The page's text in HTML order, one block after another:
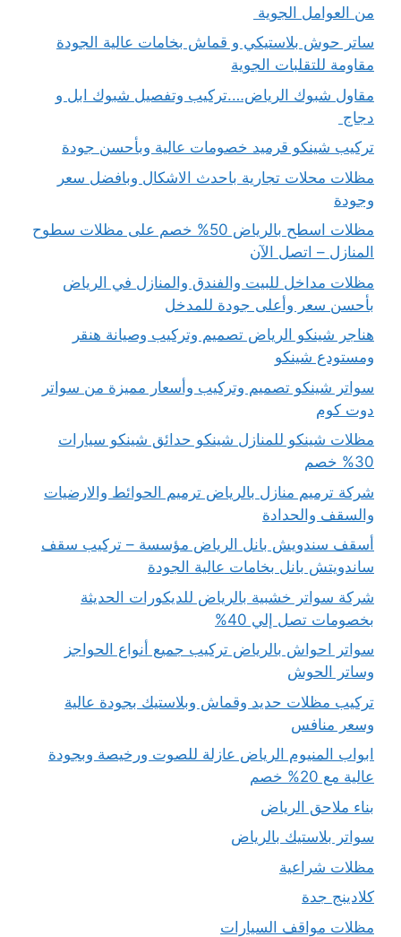
من العوامل الجوية
ساتر حوش بلاستيكي و قماش بخامات عالية الجودة
مقاومة للتقلبات الجوية
مقاول شبوك الرياض….تركيب وتفصيل شبوك ابل و
دجاج
تركيب شينكو قرميد خصومات عالية وبأحسن جودة
مظلات محلات تجارية باحدث الاشكال وبافضل سعر
وجودة
مظلات اسطح بالرياض 50% خصم على مظلات سطوح
المنازل – اتصل الآن
مظلات مداخل للبيت والفندق والمنازل في الرياض
بأحسن سعر وأعلى جودة للمدخل
هناجر شينكو الرياض تصميم وتركيب وصيانة هنقر
ومستودع شينكو
سواتر شينكو تصميم وتركيب وأسعار مميزة من سواتر
دوت كوم
مظلات شينكو للمنازل شينكو حدائق شينكو سيارات
30% خصم
شركة ترميم منازل بالرياض ترميم الحوائط والارضيات
والسقف والحدادة
أسقف سندويش بانل الرياض مؤسسة – تركيب سقف
ساندويتش بانل بخامات عالية الجودة
شركة سواتر خشبية بالرياض للديكورات الحديثة
بخصومات تصل إلي 40%
سواتر احواش بالرياض تركيب جميع أنواع الحواجز
وساتر الحوش
تركيب مظلات حديد وقماش وبلاستيك بجودة عالية
وسعر منافس
ابواب المنيوم الرياض عازلة للصوت ورخيصة وبجودة
عالية مع 20% خصم
بناء ملاحق الرياض
سواتر بلاستيك بالرياض
مظلات شراعية
كلادينج جدة
مظلات مواقف السيارات